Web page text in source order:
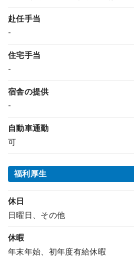
赴任手当
-
住宅手当
-
宿舎の提供
-
自動車通勤
可
福利厚生
休日
日曜日、その他
休暇
年末年始、初年度有給休暇